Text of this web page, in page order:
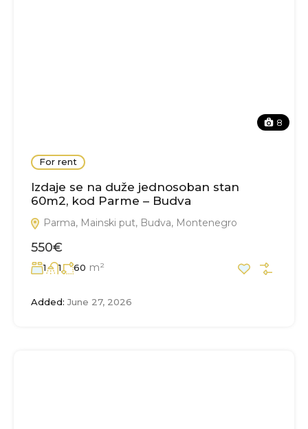
8
For rent
Izdaje se na duže jednosoban stan
60m2, kod Parme – Budva
Parma, Mainski put, Budva, Montenegro
550€
1 1 60 m²
Added: June 27, 2026